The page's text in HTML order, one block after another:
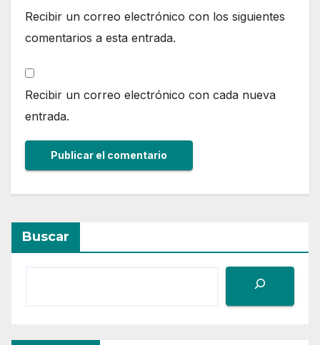
Recibir un correo electrónico con los siguientes
comentarios a esta entrada.
Recibir un correo electrónico con cada nueva
entrada.
Buscar